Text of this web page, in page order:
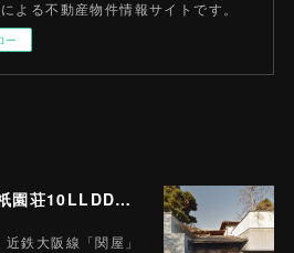
よる不動産物件情報サイトです。
ー
【売約済】売戸建住宅 祇園荘10LLDDKK 土地968.07平米 (約292.8坪)
鉄大阪線「関屋」